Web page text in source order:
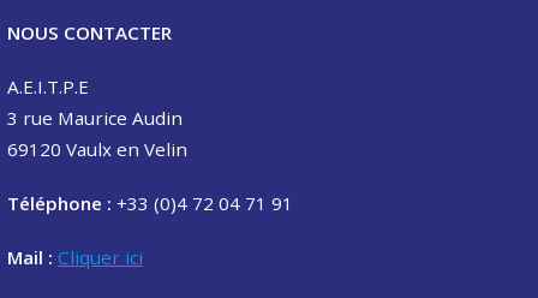
NOUS CONTACTER
A.E.I.T.P.E
3 rue Maurice Audin
69120 Vaulx en Velin
Téléphone : +33 (0)4 72 04 71 91
Mail : Cliquer ici